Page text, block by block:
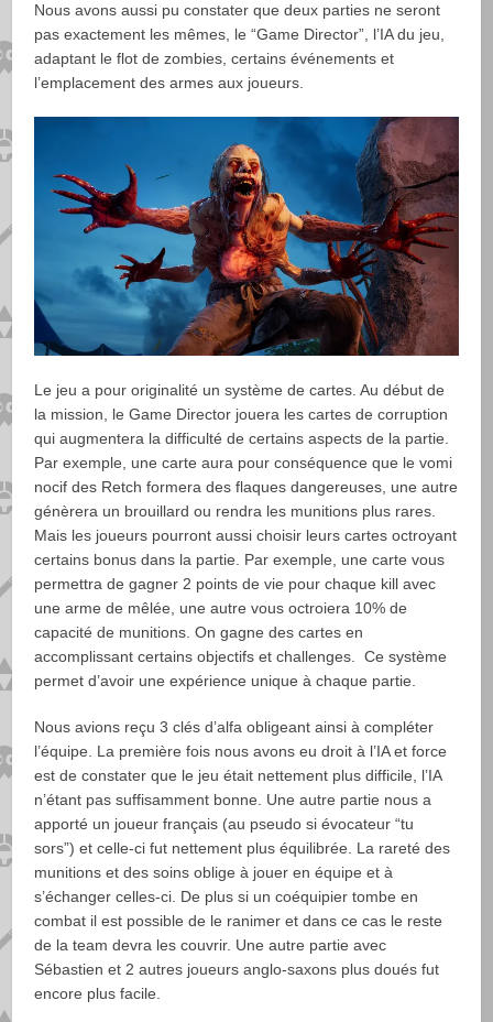
Nous avons aussi pu constater que deux parties ne seront
pas exactement les mêmes, le “Game Director”, l’IA du jeu,
adaptant le flot de zombies, certains événements et
l’emplacement des armes aux joueurs.
Le jeu a pour originalité un système de cartes. Au début de
la mission, le Game Director jouera les cartes de corruption
qui augmentera la difficulté de certains aspects de la partie.
Par exemple, une carte aura pour conséquence que le vomi
nocif des Retch formera des flaques dangereuses, une autre
génèrera un brouillard ou rendra les munitions plus rares.
Mais les joueurs pourront aussi choisir leurs cartes octroyant
certains bonus dans la partie. Par exemple, une carte vous
permettra de gagner 2 points de vie pour chaque kill avec
une arme de mêlée, une autre vous octroiera 10% de
capacité de munitions. On gagne des cartes en
accomplissant certains objectifs et challenges. Ce système
permet d’avoir une expérience unique à chaque partie.
Nous avions reçu 3 clés d’alfa obligeant ainsi à compléter
l’équipe. La première fois nous avons eu droit à l’IA et force
est de constater que le jeu était nettement plus difficile, l’IA
n’étant pas suffisamment bonne. Une autre partie nous a
apporté un joueur français (au pseudo si évocateur “tu
sors”) et celle-ci fut nettement plus équilibrée. La rareté des
munitions et des soins oblige à jouer en équipe et à
s’échanger celles-ci. De plus si un coéquipier tombe en
combat il est possible de le ranimer et dans ce cas le reste
de la team devra les couvrir. Une autre partie avec
Sébastien et 2 autres joueurs anglo-saxons plus doués fut
encore plus facile.